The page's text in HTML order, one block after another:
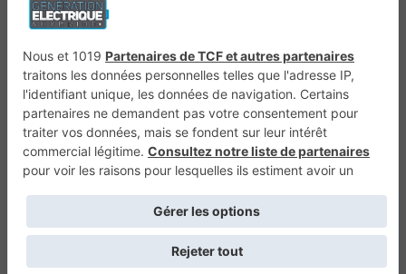
Génération 4×4 Génération Sans Permis VTTAE.fr FullAttack MX2K
Retour en haut